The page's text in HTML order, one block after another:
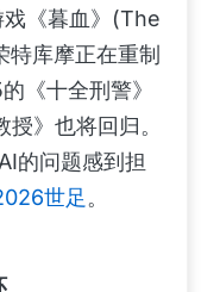
《暮血》(The
库摩正在重制
《十全刑警》
》也将回归。
的问题感到担
世足 。